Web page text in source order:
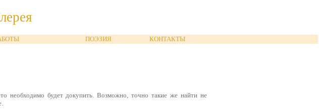
ПОЭЗИЯ КОНТАКТЫ
необходимо будет докупить. Возможно, точно такие же найти не